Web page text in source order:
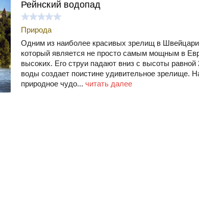
Рейнский водопад
Природа
Одним из наиболее красивых зрелищ в
который является не просто самым мощным в
высоких. Его струи падают вниз с высоты
воды создает поистине удивительное зрелище.
природное чудо... читать далее